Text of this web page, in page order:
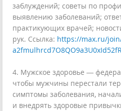
заблуждений; советы по
выявлению заболеваний;
практикующих врачей;
рук. Ссылка: https://max.ru/
4. Мужское здоровье —
чтобы мужчины перестали
симптомы заболевания,
и внедрять здоровые